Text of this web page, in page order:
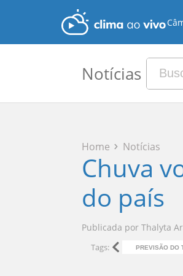
Notícias
Home Notícias
Chuva
do país
Publicada por Thalyta
Tags: PREVISÃO DO